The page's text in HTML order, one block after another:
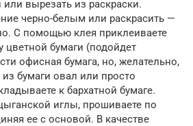
вырезать из раскраски.
черно-белым или раскрасить —
С помощью клея приклеиваете
цветной бумаги (подойдет
офисная бумага, но, желательно,
бумаги овал или просто
к бархатной бумаге.
иглы, прошиваете по
ее с основой. В качестве